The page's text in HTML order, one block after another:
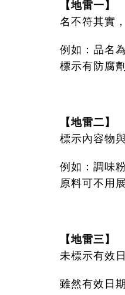
【地雷一】
名不符其實
例如：品名
標示有防腐
【地雷二】
標示內容物
例如：調味
原料可不用
【地雷三】
未標示有效
雖然有效日